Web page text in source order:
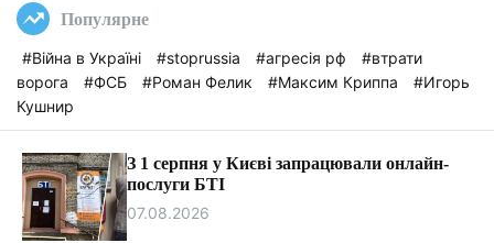
а
т
Популярне
#Війна в Україні #stoprussia #агресія рф
#втрати
ворога
#ФСБ #Роман Фелик #Максим Криппа
#Игорь
Кушнир
З 1 серпня у Києві запрацювали онлайн-
послуги БТІ
07.08.2026